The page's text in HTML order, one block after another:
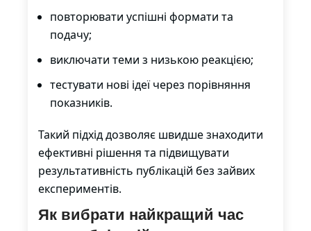
повторювати успішні формати та
подачу;
виключати теми з низькою реакцією;
тестувати нові ідеї через порівняння
показників.
Такий підхід дозволяє швидше знаходити
ефективні рішення та підвищувати
результативність публікацій без зайвих
експериментів.
Як вибрати найкращий час